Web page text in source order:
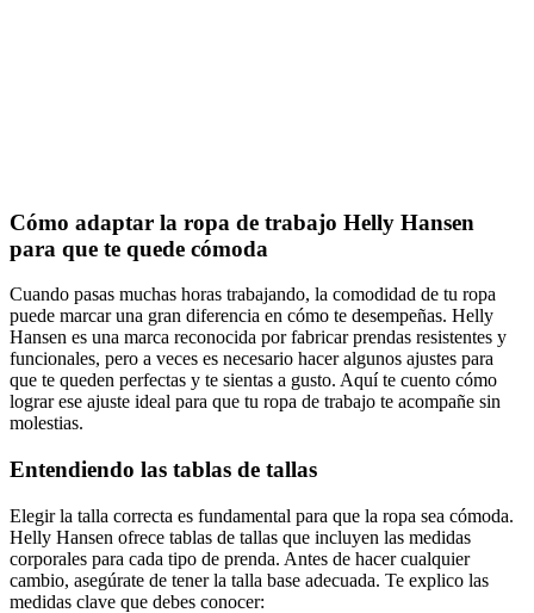
Cómo adaptar la ropa de trabajo Helly Hansen
para que te quede cómoda
Cuando pasas muchas horas trabajando, la comodidad de tu ropa
puede marcar una gran diferencia en cómo te desempeñas. Helly
Hansen es una marca reconocida por fabricar prendas resistentes y
funcionales, pero a veces es necesario hacer algunos ajustes para
que te queden perfectas y te sientas a gusto. Aquí te cuento cómo
lograr ese ajuste ideal para que tu ropa de trabajo te acompañe sin
molestias.
Entendiendo las tablas de tallas
Elegir la talla correcta es fundamental para que la ropa sea cómoda.
Helly Hansen ofrece tablas de tallas que incluyen las medidas
corporales para cada tipo de prenda. Antes de hacer cualquier
cambio, asegúrate de tener la talla base adecuada. Te explico las
medidas clave que debes conocer: